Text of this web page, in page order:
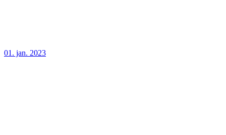
01. jan. 2023